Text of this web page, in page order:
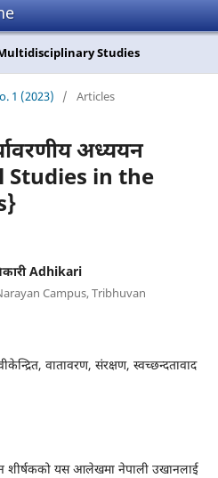
Studies
1 (2023) / Articles
अध्ययन
in the
Adhikari
Campus, Tribhuvan
वातावरण, संरक्षण, स्वच्छन्दतावाद
शीर्षकको यस आलेखमा नेपाली उखानलाई